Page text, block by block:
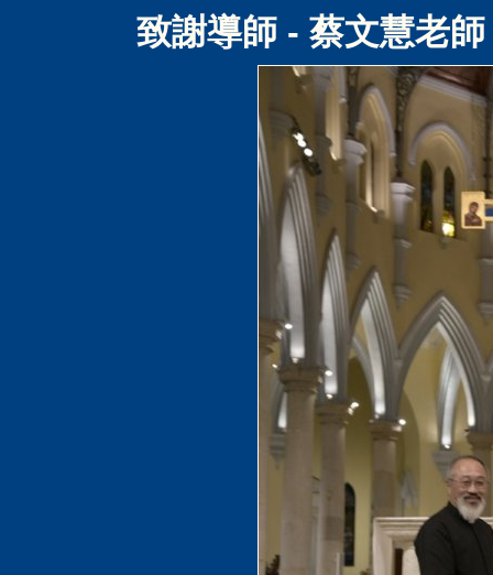
致謝導師 - 蔡文慧老